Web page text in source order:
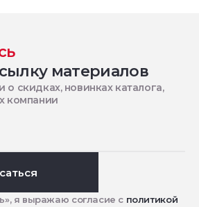
материалов
о скидках, новинках каталога,
компании
я выражаю согласие с политикой